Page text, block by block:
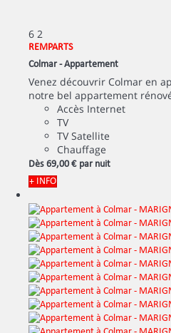
6 2
REMPARTS
Colmar -Appartement
Venez découvrir Colmar en
notre bel appartement
Accès Internet
TV
TV Satellite
Chauffage
Dès 69,00 € par nuit
+ INFO